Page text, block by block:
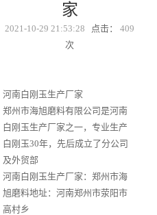
家
2021-10-29 21:53:28 点击： 409
次
河南白刚玉生产厂家
郑州市海旭磨料有限公司是河南
白刚玉生产厂家之一，专业生产
白刚玉30年，先后成立了分公司
及外贸部
河南白刚玉生产厂家：郑州市海
旭磨料地址：河南郑州市荥阳市
高村乡